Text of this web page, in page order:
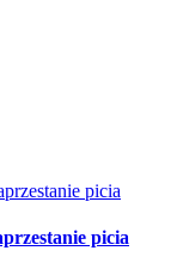
picia